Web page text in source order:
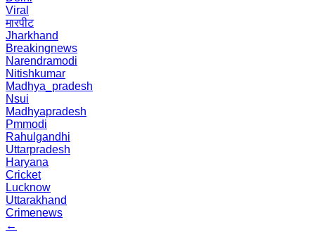
Viral
मारपीट
Jharkhand
Breakingnews
Narendramodi
Nitishkumar
Madhya_pradesh
Nsui
Madhyapradesh
Pmmodi
Rahulgandhi
Uttarpradesh
Haryana
Cricket
Lucknow
Uttarakhand
Crimenews
←